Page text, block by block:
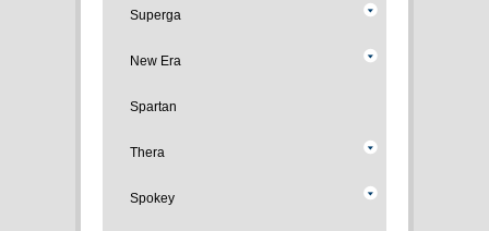
Superga
New Era
Spartan
Thera
Spokey